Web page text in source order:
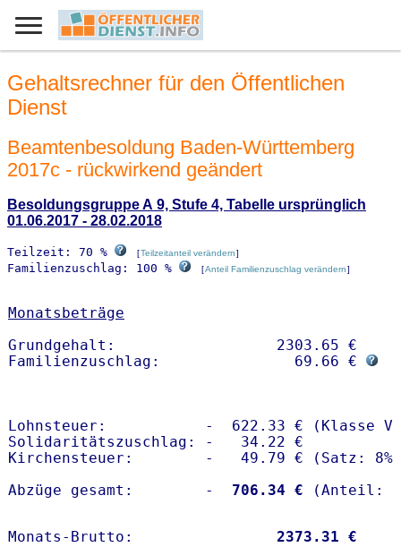
Gehaltsrechner für den Öffentlichen
Dienst
Beamtenbesoldung Baden-Württemberg
2017c - rückwirkend geändert
Besoldungsgruppe A 9, Stufe 4, Tabelle ursprünglich
01.06.2017 - 28.02.2018
Teilzeit: 70 % [Teilzeitanteil verändern]
Familienzuschlag: 100 % [Anteil Familienzuschlag verändern]
Monatsbeträge
Grundgehalt:                  2303.65 €
Familienzuschlag:               69.66 €
Lohnsteuer:           -  622.33 € (Klasse V)
Solidaritätszuschlag: -   34.22 €
Kirchensteuer:        -   49.79 € (Satz: 8%)
Abzüge gesamt:        -
  706.34 €
Monats-Brutto: 2373.31 €